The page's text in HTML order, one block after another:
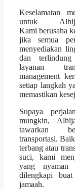
Keselamatan
untuk
Kami berusaha
jika semua
menyediakan
dan
layanan
management
setiap langkah
memastikan
Supaya
mungkin,
tawarkan
transportasi.
terbang atau
suci, kami
yang
dilengkapi
jamaah.